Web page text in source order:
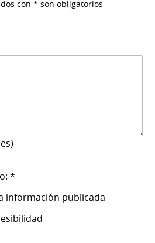
con * son obligatorios
*
información publicada